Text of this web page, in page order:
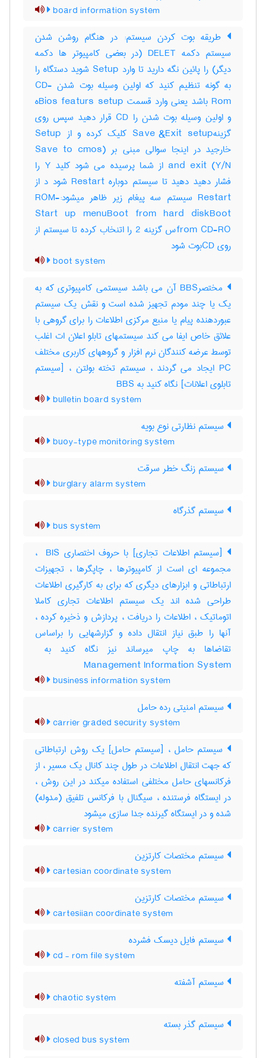
board information system
طریقه بوت کردن سیستم: در هنگام روشن شدن
سیستم دکمه DELET (در بعضی کامپیوتر ها دکمه
دیگر) را پائین نگه دارید تا وارد Setup شوید دستگاه را
به گونه تنظیم کنید که اولین وسیله بوت شدن CD-
Rom باشد یعنی وارد قسمت Bios featurs setupه
و اولین وسیله بوت شدن را CD قرار دهید سپس روی
گزینهSave &Exit setup کلیک کرده و از Setup
خارجید در اینجا سوالی مبنی بر (Save to cmos
and exit (Y/N از شما پرسیده می شود کلید Y را
فشار دهید دهید تا سیستم دوباره Restart شود د از
Restart سیستم سه پیغام زیر ظاهر میشود:-ROM
Start up menuBoot from hard diskBoot
from CD-ROس گزینه 2 را اتنخاب کرده تا سیستم از
روی CDبوت شود
boot system
مختصرBBS آن می باشد سیستمی کامپیوتری که به
یک یا چند مودم تجهیز شده است و نقش یک سیستم
عبوردهنده پیام یا منبع مرکزی اطلاعات را برای گروهی با
علائق خاص ایفا می کند سیستمهای تابلو اعلان ات اغلب
توسط عرضه کنندگان نرم افزار و گروههای کاربری مختلف
PC ایجاد می گردند ، سیستم تخته بولتن ، [سیستم
تابلوی اعلانات] نگاه کنید به ‎ BBS
bulletin board system
سیستم نظارتی نوع بویه
buoy-type monitoring system
سیستم زنگ خطر سرقت
burglary alarm system
سیستم گذرگاه
bus system
[سیستم اطلاعات تجاری] با حروف اختصاری ‎ BIS ،
مجموعه ای است از کامپیوترها ، چاپگرها ، تجهیزات
ارتباطاتی و ابزارهای دیگری که برای به کارگیری اطلاعات
طراحی شده اند یک سیستم اطلاعات تجاری کاملا
اتوماتیک ، اطلاعات را دریافت ، پردازش و ذخیره کرده ،
آنها را طبق نیاز انتقال داده و گزارشهایی را براساس
Management Information System
business information system
سیستم امنیتی رده حامل
carrier graded security system
سیستم حامل ، [سیستم حامل] یک روش ارتباطاتی
که جهت انتقال اطلاعات در طول چند کانال یک مسیر ، از
فرکانسهای حامل مختلفی استفاده میکند در این روش ،
در ایستگاه فرستنده ، سیگنال با فرکانس تلفیق (مدوله)
شده و در ایستگاه گیرنده جدا سازی میشود
carrier system
سیستم مختصات کارتزین
cartesian coordinate system
سیستم مختصات کارتزین
cartesiian coordinate system
سیستم فایل دیسک فشرده
cd - rom file system
سیستم آشفته
chaotic system
سیستم گذر بسته
closed bus system